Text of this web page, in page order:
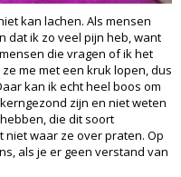
kan lachen. Als mensen
dat ik zo veel pijn heb, want
die vragen of ik het
me met een kruk lopen, dus
kan ik echt heel boos om
zijn en niet weten
die dit soort
niet waar ze over praten. Op
als je er geen verstand van